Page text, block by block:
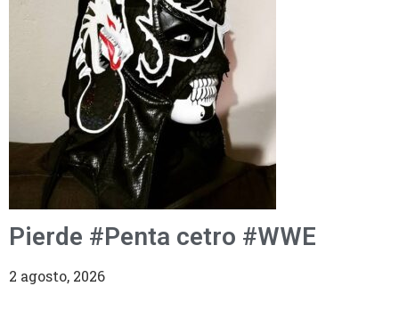
Pierde #Penta cetro #WWE
2 agosto, 2026